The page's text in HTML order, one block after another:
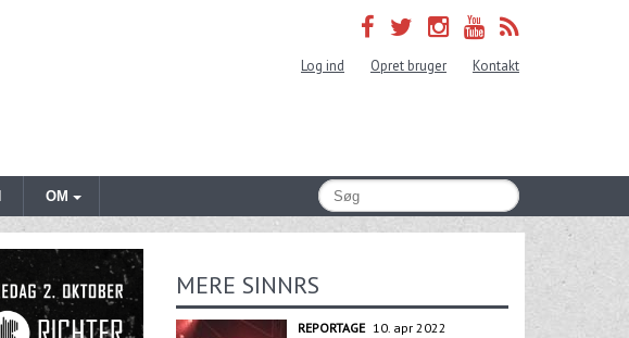
Log ind Opret bruger Kontakt
OM
MERE SINNRS
REPORTAGE 10. apr 2022